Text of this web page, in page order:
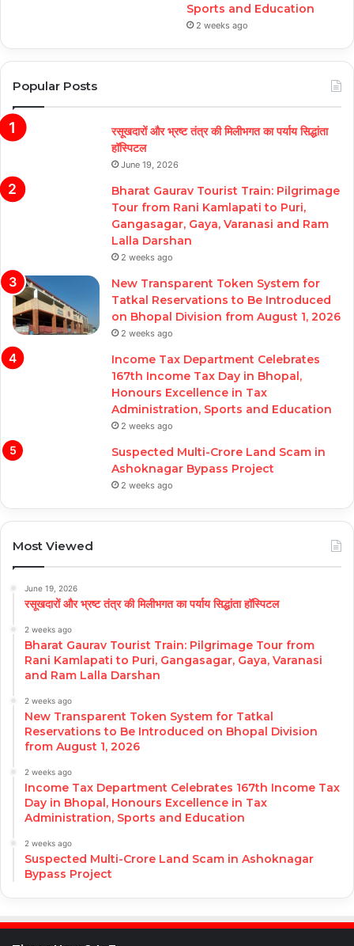
Sports and Education
2 weeks ago
Popular Posts
रसूखदारों और भ्रष्ट तंत्र की मिलीभगत का पर्याय सिद्धांता
हॉस्पिटल
June 19, 2026
Bharat Gaurav Tourist Train: Pilgrimage
Tour from Rani Kamlapati to Puri,
Gangasagar, Gaya, Varanasi and Ram
Lalla Darshan
2 weeks ago
New Transparent Token System for
Tatkal Reservations to Be Introduced
on Bhopal Division from August 1, 2026
2 weeks ago
Income Tax Department Celebrates
167th Income Tax Day in Bhopal,
Honours Excellence in Tax
Administration, Sports and Education
2 weeks ago
Suspected Multi-Crore Land Scam in
Ashoknagar Bypass Project
2 weeks ago
Most Viewed
June 19, 2026
रसूखदारों और भ्रष्ट तंत्र की मिलीभगत का पर्याय सिद्धांता हॉस्पिटल
2 weeks ago
Bharat Gaurav Tourist Train: Pilgrimage Tour from
Rani Kamlapati to Puri, Gangasagar, Gaya, Varanasi
and Ram Lalla Darshan
2 weeks ago
New Transparent Token System for Tatkal
Reservations to Be Introduced on Bhopal Division
from August 1, 2026
2 weeks ago
Income Tax Department Celebrates 167th Income Tax
Day in Bhopal, Honours Excellence in Tax
Administration, Sports and Education
2 weeks ago
Suspected Multi-Crore Land Scam in Ashoknagar
Bypass Project